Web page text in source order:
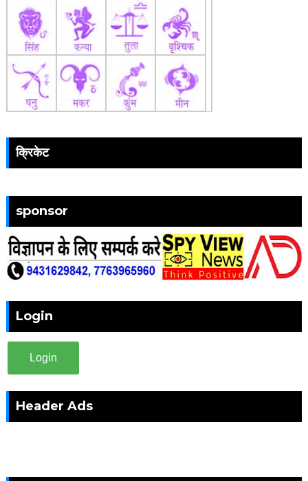
क्रिकेट
sponsor
Login
Login
Header Ads